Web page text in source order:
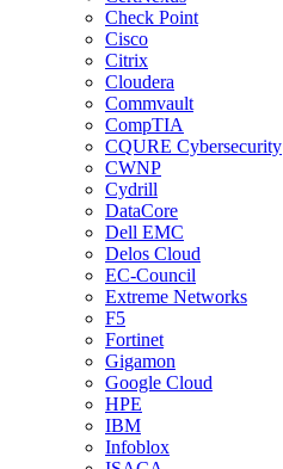
Check Point
Cisco
Citrix
Cloudera
Commvault
CompTIA
CQURE Cybersecurity
CWNP
Cydrill
DataCore
Dell EMC
Delos Cloud
EC-Council
Extreme Networks
F5
Fortinet
Gigamon
Google Cloud
HPE
IBM
Infoblox